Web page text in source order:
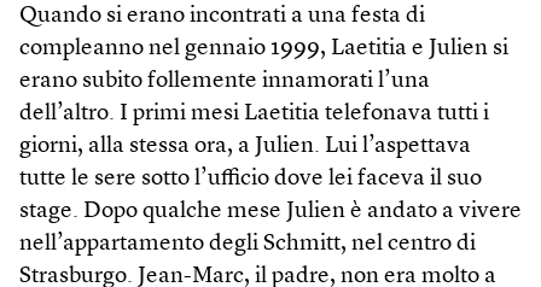
Quando si erano incontrati a una festa di
compleanno nel gennaio 1999, Laetitia e Julien si
erano subito follemente innamorati l’una
dell’altro. I primi mesi Laetitia telefonava tutti i
giorni, alla stessa ora, a Julien. Lui l’aspettava
tutte le sere sotto l’ufficio dove lei faceva il suo
stage. Dopo qualche mese Julien è andato a vivere
nell’appartamento degli Schmitt, nel centro di
Strasburgo. Jean-Marc, il padre, non era molto a